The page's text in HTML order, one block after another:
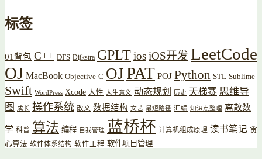
标签
01背包 C++ DFS Dijkstra GPLTiosiOS开发 LeetCode
OJ MacBook Objective-C OJPAT POJ Python STL Sublime
Swift WordPress Xcode 人性 人生意义 动态规划 历史 天梯赛 思维导
图
成长 操作系统 散文 数据结构 文艺 最短路径 汇编 知识点整理 离散数
学 科普 算法 编程 自我管理 蓝桥杯 计算机组成原理 读书笔记 贪
心算法 软件体系结构 软件工程 软件项目管理